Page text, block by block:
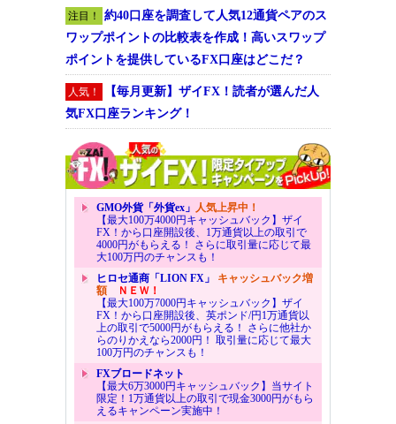
注目！
約40口座を調査して人気12通貨ペアのス
ワップポイントの比較表を作成！高いスワップ
ポイントを提供しているFX口座はどこだ？
人気！
【毎月更新】ザイFX！読者が選んだ人
気FX口座ランキング！
GMO外貨「外貨ex」 人気上昇中！
【最大100万4000円キャッシュバック】ザイ
FX！から口座開設後、1万通貨以上の取引で
4000円がもらえる！ さらに取引量に応じて最
大100万円のチャンスも！
ヒロセ通商「LION FX」 キャッシュバック増
額ＮＥＷ！
【最大100万7000円キャッシュバック】ザイ
FX！から口座開設後、英ポンド/円1万通貨以
上の取引で5000円がもらえる！ さらに他社か
らのりかえなら2000円！ 取引量に応じて最大
100万円のチャンスも！
FXブロードネット
【最大6万3000円キャッシュバック】当サイト
限定！1万通貨以上の取引で現金3000円がもら
えるキャンペーン実施中！